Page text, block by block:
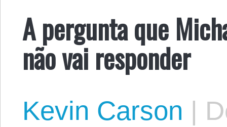
A pergunta que
não vai responder
Kevin Carson |